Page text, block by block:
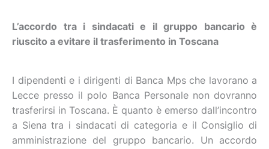
L’accordo tra i sindacati e il gruppo bancario è
riuscito a evitare il trasferimento in Toscana
I dipendenti e i dirigenti di Banca Mps che lavorano a
Lecce presso il polo Banca Personale non dovranno
trasferirsi in Toscana. È quanto è emerso dall’incontro
a Siena tra i sindacati di categoria e il Consiglio di
amministrazione del gruppo bancario. Un accordo